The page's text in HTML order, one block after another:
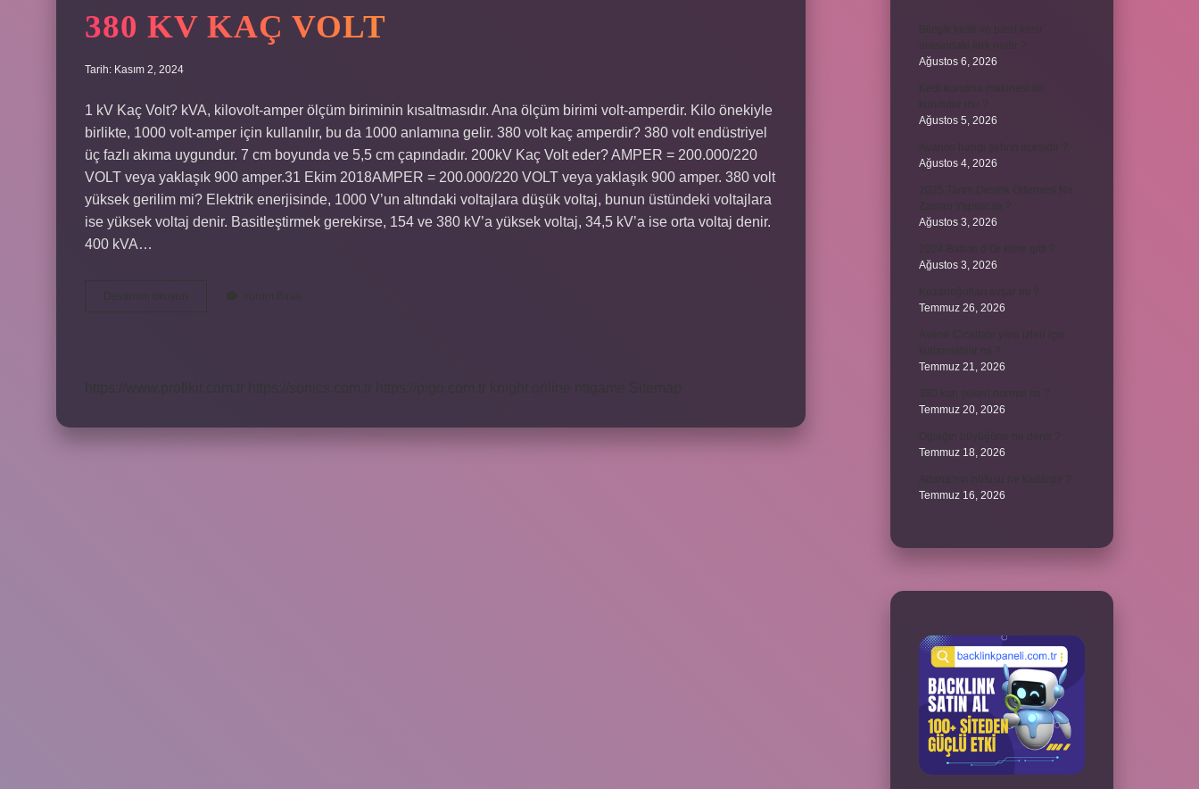
380 KV KAÇ VOLT
Tarih: Kasım 2, 2024
1 kV Kaç Volt? kVA, kilovolt-amper ölçüm biriminin kısaltmasıdır. Ana ölçüm birimi volt-amperdir. Kilo önekiyle
birlikte, 1000 volt-amper için kullanılır, bu da 1000 anlamına gelir. 380 volt kaç amperdir? 380 volt endüstriyel
üç fazlı akıma uygundur. 7 cm boyunda ve 5,5 cm çapındadır. 200kV Kaç Volt eder? AMPER = 200.000/220
VOLT veya yaklaşık 900 amper.31 Ekim 2018AMPER = 200.000/220 VOLT veya yaklaşık 900 amper. 380 volt
yüksek gerilim mi? Elektrik enerjisinde, 1000 V’un altındaki voltajlara düşük voltaj, bunun üstündeki voltajlara
ise yüksek voltaj denir. Basitleştirmek gerekirse, 154 ve 380 kV’a yüksek voltaj, 34,5 kV’a ise orta voltaj denir.
400 kVA…
Ağustos 6, 2026
Ağustos 5, 2026
Ağustos 4, 2026
Ağustos 3, 2026
Ağustos 3, 2026
Temmuz 26, 2026
Temmuz 21, 2026
Temmuz 20, 2026
Temmuz 18, 2026
Temmuz 16, 2026